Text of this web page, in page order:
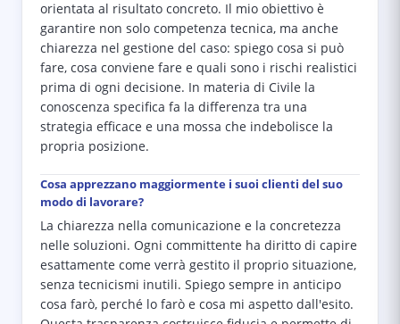
orientata al risultato concreto. Il mio obiettivo è
garantire non solo competenza tecnica, ma anche
chiarezza nel gestione del caso: spiego cosa si può
fare, cosa conviene fare e quali sono i rischi realistici
prima di ogni decisione. In materia di Civile la
conoscenza specifica fa la differenza tra una
strategia efficace e una mossa che indebolisce la
propria posizione.
Cosa apprezzano maggiormente i suoi clienti del suo
modo di lavorare?
La chiarezza nella comunicazione e la concretezza
nelle soluzioni. Ogni committente ha diritto di capire
esattamente come verrà gestito il proprio situazione,
senza tecnicismi inutili. Spiego sempre in anticipo
cosa farò, perché lo farò e cosa mi aspetto dall'esito.